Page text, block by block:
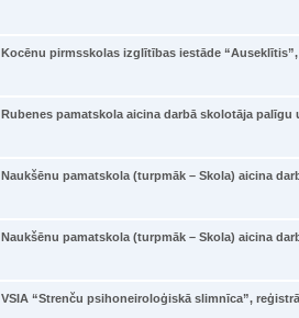
Kocēnu pirmsskolas izglītības iestāde “Auseklītis”,
Rubenes pamatskola aicina darbā skolotāja palīgu
Naukšēnu pamatskola (turpmāk – Skola) aicina
Naukšēnu pamatskola (turpmāk – Skola) aicina
VSIA “Strenču psihoneiroloģiskā slimnīca”,